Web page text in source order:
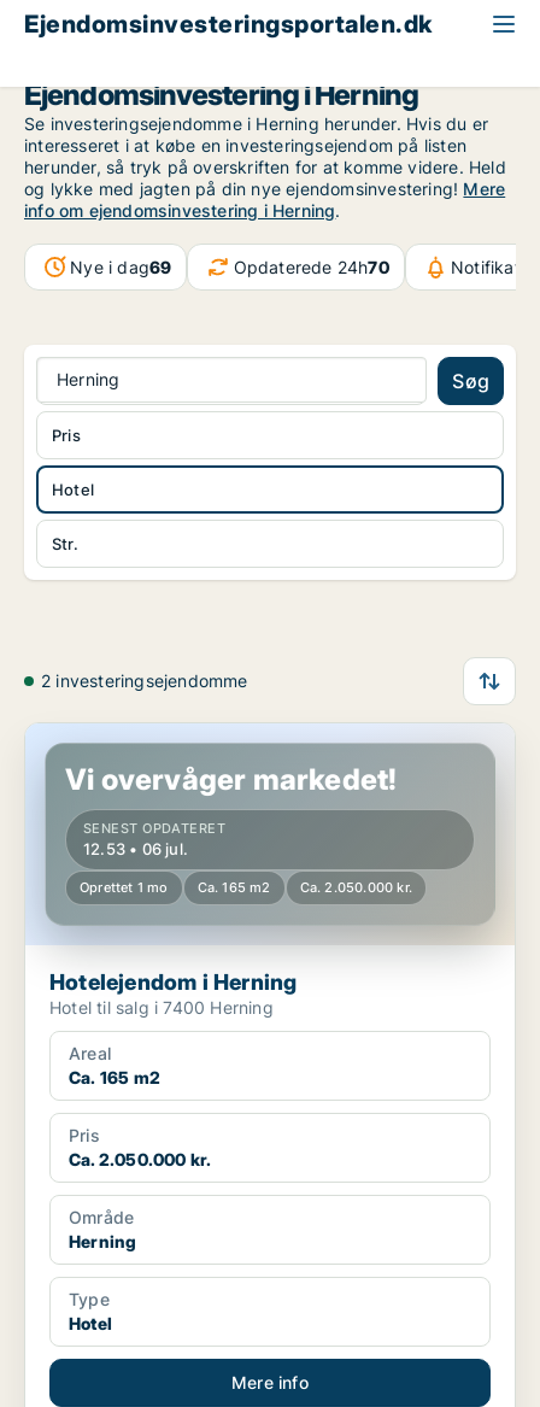
Ejendomsinvesteringsportalen.dk
Ejendomsinvestering i Herning
Se investeringsejendomme i Herning herunder. Hvis du er
interesseret i at købe en investeringsejendom på listen
herunder, så tryk på overskriften for at komme videre. Held
og lykke med jagten på din nye ejendomsinvestering! Mere
info om ejendomsinvestering i Herning.
Nye i dag69 Opdaterede 24h70
Herning Søg
Hotel
Str.
Pris
2 investeringsejendomme
Hotelejendom i Herning
Vi overvåger markedet!
SENEST OPDATERET
12.53 • 06 jul.
Oprettet 1 mo Ca. 165 m2 Ca. 2.050.000 kr.
Hotelejendom i Herning
Hotel til salg i 7400 Herning
Areal
Ca. 165 m2
Pris
Ca. 2.050.000 kr.
Område
Herning
Type
Hotel
Mere info